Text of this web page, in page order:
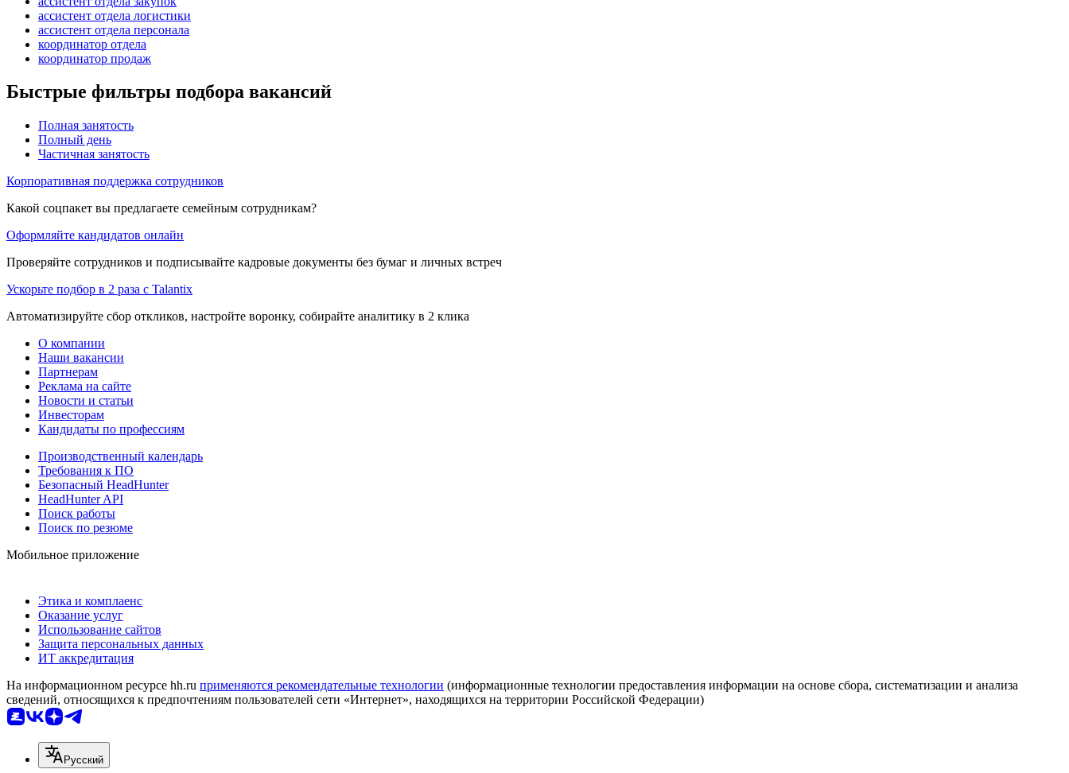
ассистент отдела логистики
ассистент отдела персонала
координатор отдела
координатор продаж
Быстрые фильтры подбора вакансий
Полная занятость
Полный день
Частичная занятость
Корпоративная поддержка сотрудников
Какой соцпакет вы предлагаете семейным сотрудникам?
Оформляйте кандидатов онлайн
Проверяйте сотрудников и подписывайте кадровые документы без бумаг и личных встреч
Ускорьте подбор в 2 раза с Talantix
Автоматизируйте сбор откликов, настройте воронку, собирайте аналитику в 2 клика
О компании
Наши вакансии
Партнерам
Реклама на сайте
Новости и статьи
Инвесторам
Кандидаты по профессиям
Производственный календарь
Требования к ПО
Безопасный HeadHunter
HeadHunter API
Поиск работы
Поиск по резюме
Мобильное приложение
Этика и комплаенс
Оказание услуг
Использование сайтов
Защита персональных данных
ИТ аккредитация
На информационном ресурсе hh.ru применяются рекомендательные технологии (информационные технологии предоставления информации на основе сбора, систематизации и анализа
сведений, относящихся к предпочтениям пользователей сети «Интернет», находящихся на территории Российской Федерации)
Русский